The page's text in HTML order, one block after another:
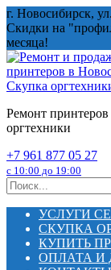
Перейти
к
содержанию
г. Новосибирск,
Скидки на
месяца!
Ремонт
оргтехники
+7 961 877 05 27
с 10:00 до 19:00
Search
for:
УСЛУГИ
СКУПКА
КУПИТЬ
ОПЛАТА И